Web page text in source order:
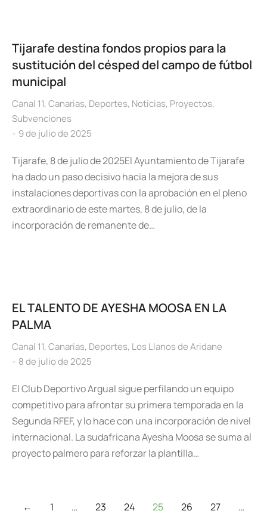
Tijarafe destina fondos propios para la
sustitución del césped del campo de fútbol
municipal
Canal 11, Canarias, Deportes, Noticias, Proyectos,
Subvenciones
9 de julio de 2025
Tijarafe, 8 de julio de 2025El Ayuntamiento de Tijarafe
ha dado un paso decisivo hacia la mejora de sus
instalaciones deportivas con la aprobación en el pleno
extraordinario de este martes, 8 de julio, de la
incorporación de remanente de…
EL TALENTO DE AYESHA MOOSA EN LA
PALMA
Canal 11, Canarias, Deportes, Los Llanos de Aridane
8 de julio de 2025
El Club Deportivo Argual sigue perfilando un equipo
competitivo para afrontar su primera temporada en la
Segunda RFEF, y lo hace con una incorporación de nivel
internacional. La sudafricana Ayesha Moosa se suma al
proyecto palmero para reforzar la plantilla…
← 1 … 23 24 25 26 27
…